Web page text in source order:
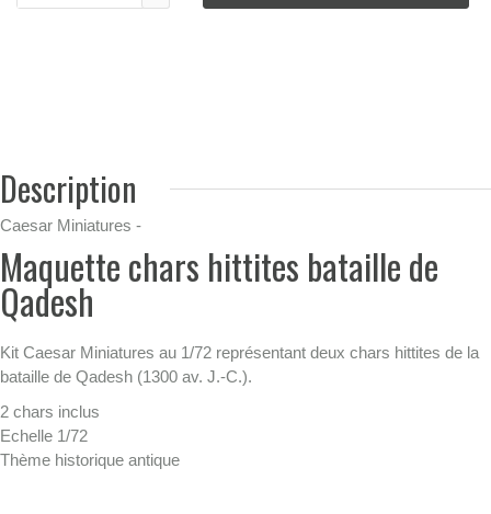
Description
Caesar Miniatures -
Maquette chars hittites bataille de
Qadesh
Kit Caesar Miniatures au 1/72 représentant deux chars hittites de la
bataille de Qadesh (1300 av. J.-C.).
2 chars inclus
Echelle 1/72
Thème historique antique